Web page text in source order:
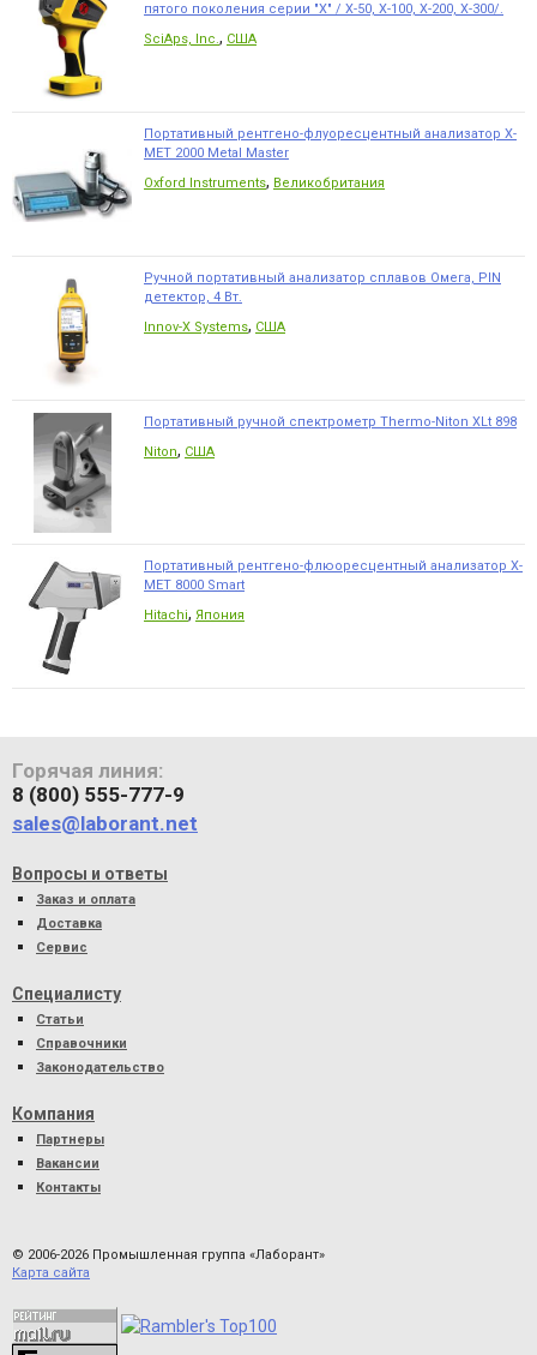
пятого поколения серии "X" / X-50, X-100, X-200, X-300/.
SciAps, Inc., США
Портативный рентгено-флуоресцентный анализатор X-
MET 2000 Metal Master
Oxford Instruments, Великобритания
Ручной портативный анализатор сплавов Омега, PIN
детектор, 4 Вт.
Innov-X Systems, США
Портативный ручной спектрометр Thermo-Niton XLt 898
Niton, США
Портативный рентгено-флюоресцентный анализатор X-
MET 8000 Smart
Hitachi, Япония
Горячая линия:
8 (800) 555-777-9
sales@laborant.net
Вопросы и ответы
Заказ и оплата
Доставка
Сервис
Специалисту
Статьи
Справочники
Законодательство
Компания
Партнеры
Вакансии
Контакты
© 2006-2026 Промышленная группа «Лаборант»
Карта сайта